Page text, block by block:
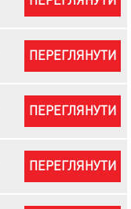
ПЕРЕГЛЯНУТИ
ПЕРЕГЛЯНУТИ
ПЕРЕГЛЯНУТИ